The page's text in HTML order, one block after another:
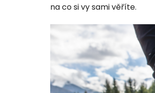
na co si vy sami věříte.